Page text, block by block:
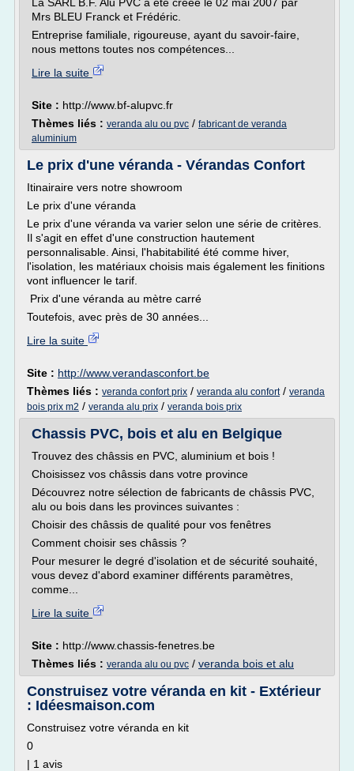
Mrs BLEU Franck et Frédéric.
Entreprise familiale, rigoureuse, ayant du savoir-faire,
nous mettons toutes nos compétences...
Lire la suite
Site : http://www.bf-alupvc.fr
Thèmes liés : veranda alu ou pvc / fabricant de veranda
aluminium
Le prix d'une véranda - Vérandas Confort
Itinairaire vers notre showroom
Le prix d'une véranda
Le prix d'une véranda va varier selon une série de critères.
Il s'agit en effet d'une construction hautement
personnalisable. Ainsi, l'habitabilité été comme hiver,
l'isolation, les matériaux choisis mais également les finitions
vont influencer le tarif.
Prix d'une véranda au mètre carré
Toutefois, avec près de 30 années...
Lire la suite
Site : http://www.verandasconfort.be
Thèmes liés : veranda confort prix / veranda alu confort/ veranda
bois prix m2 / veranda alu prix / veranda bois prix
Chassis PVC, bois et alu en Belgique
Trouvez des châssis en PVC, aluminium et bois !
Choisissez vos châssis dans votre province
Découvrez notre sélection de fabricants de châssis PVC,
alu ou bois dans les provinces suivantes :
Choisir des châssis de qualité pour vos fenêtres
Comment choisir ses châssis ?
Pour mesurer le degré d'isolation et de sécurité souhaité,
vous devez d'abord examiner différents paramètres,
comme...
Lire la suite
Site : http://www.chassis-fenetres.be
Thèmes liés : veranda alu ou pvc / veranda bois et alu
Construisez votre véranda en kit - Extérieur
: Idéesmaison.com
Construisez votre véranda en kit
0
| 1 avis